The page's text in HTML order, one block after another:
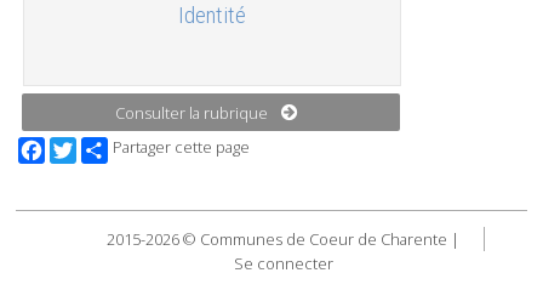
Identité
Consulter la rubrique
Facebook
TwitterPartager cette page
2015-2026 © Communes de Coeur de Charente |
Se connecter